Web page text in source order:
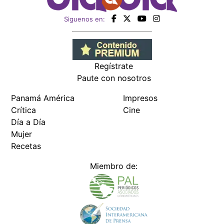
Siguenos en:
Regístrate
Paute con nosotros
Panamá América
Crítica
Día a Día
Mujer
Recetas
Impresos
Cine
Miembro de: